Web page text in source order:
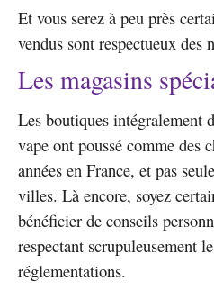
Et vous serez à peu près
vendus sont respectueux des
Les magasins
Les boutiques intégralement
vape ont poussé comme des
années en France, et pas
villes. Là encore, soyez
bénéficier de conseils
respectant scrupuleusement
réglementations.